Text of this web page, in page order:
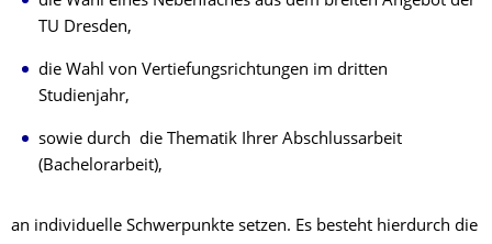
TU Dresden,
die Wahl von Vertiefungsrichtungen im dritten
Studienjahr,
sowie durch die Thematik Ihrer Abschlussarbeit
(Bachelorarbeit),
an individuelle Schwerpunkte setzen. Es besteht hierdurch die